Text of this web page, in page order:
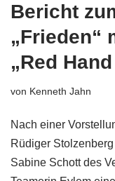
Bericht
„Frieden“
„Red
von Kenneth Jahn
Nach einer
Rüdiger
Sabine Schott des